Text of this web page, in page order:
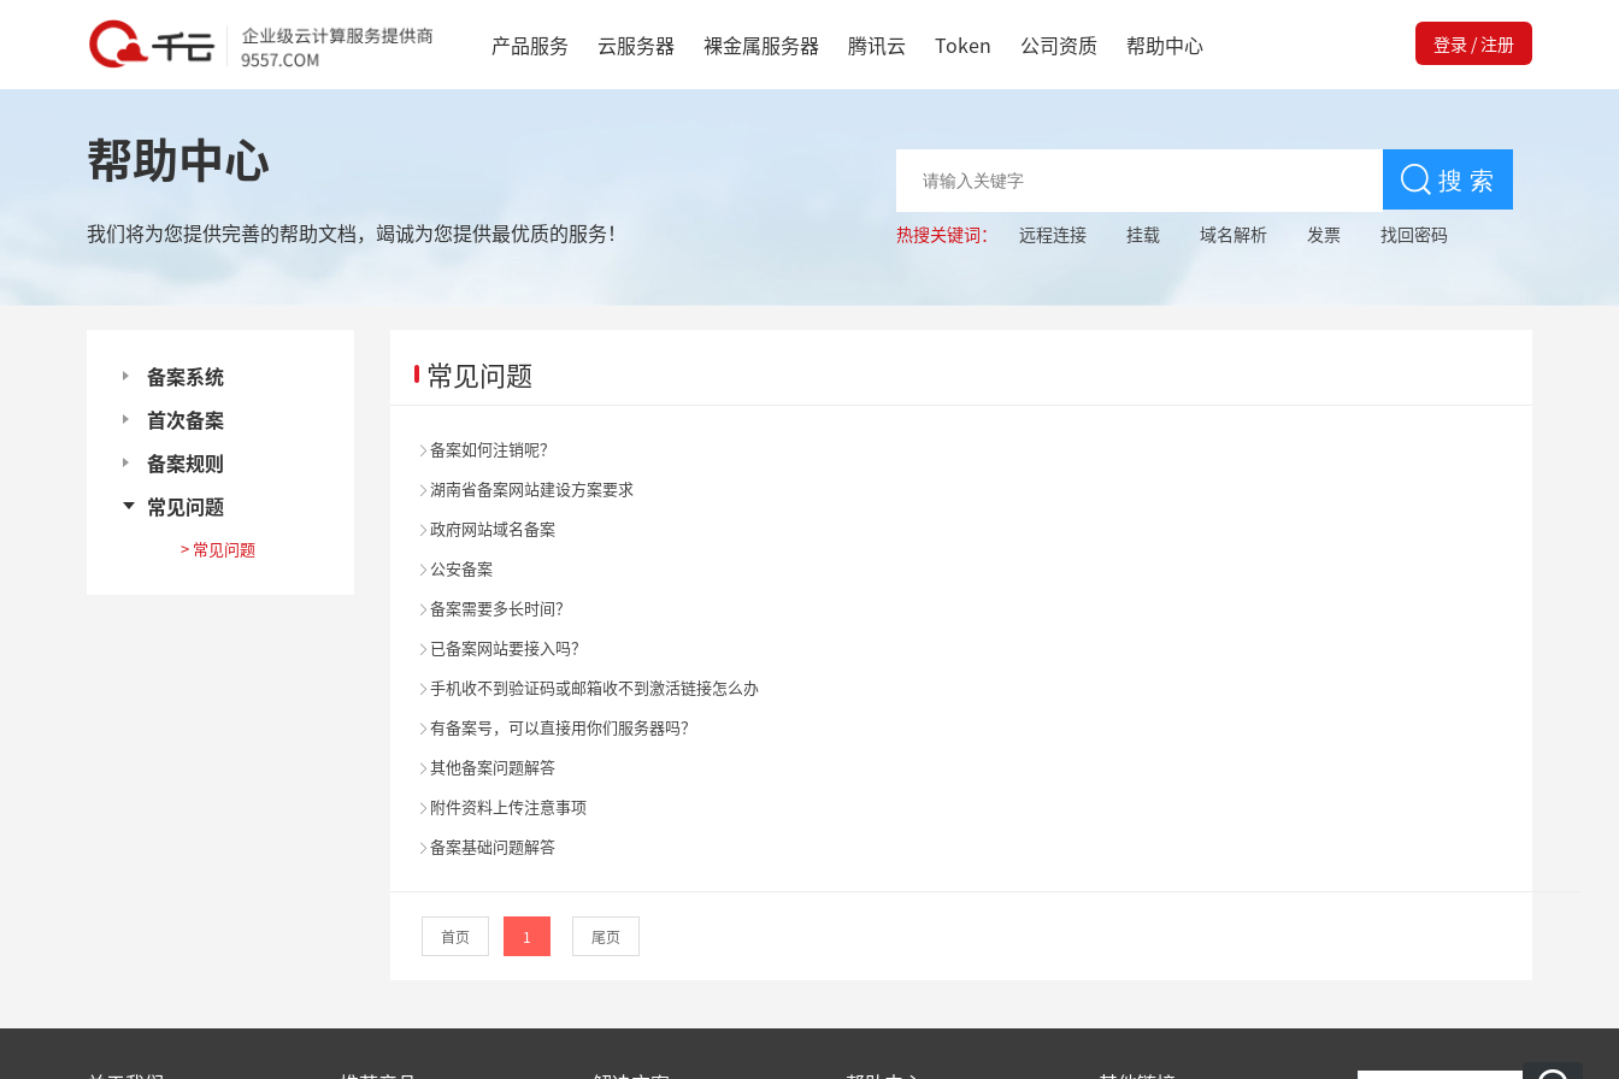
登录 /注册
帮助中心
公司资质
Token
腾讯云
裸金属服务器
云服务器
产品服务
帮助中心
我们将为您提供完善的帮助文档，竭诚为您提供最优质的服务！ 热搜关键词： 远程连接 挂载 域名解析 发票 找回密码
备案系统
首次备案
备案规则
常见问题
> 常见问题
常见问题
 备案如何注销呢？
 湖南省备案网站建设方案要求
 政府网站域名备案
 公安备案
 备案需要多长时间？
 已备案网站要接入吗？
 手机收不到验证码或邮箱收不到激活链接怎么办
 有备案号，可以直接用你们服务器吗？
 其他备案问题解答
 附件资料上传注意事项
 备案基础问题解答
首页 1 尾页